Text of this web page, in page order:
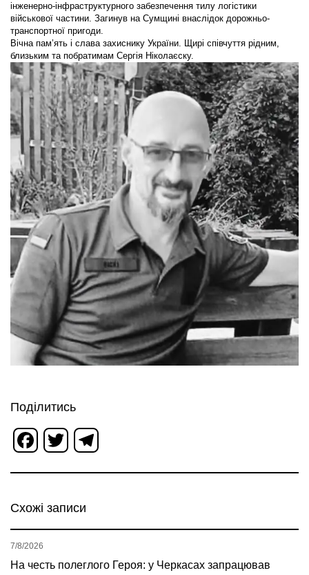
інженерно-інфраструктурного забезпечення тилу логістики
військової частини. Загинув на Сумщині внаслідок дорожньо-
транспортної пригоди.
Вічна пам’ять і слава захиснику України. Щирі співчуття рідним,
близьким та побратимам Сергія Ніколаєску.
Поділитись
Facebook
Twitter
Схожі записи
На честь полеглого Героя: у Черкасах запрацював
7/8/2026